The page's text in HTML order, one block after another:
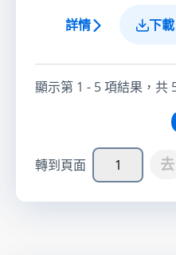
詳情 下載
顯示第 1 - 5項結果，共
轉到頁面 去